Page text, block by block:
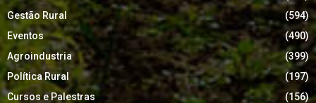
Gestão Rural
(594)
Eventos
(490)
Agroindustria
(399)
Política Rural
(197)
Cursos e Palestras
(156)